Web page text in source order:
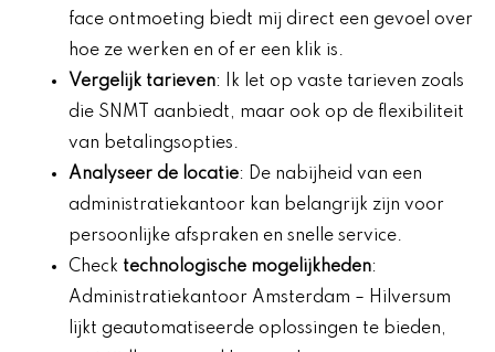
face ontmoeting biedt mij direct een gevoel over
hoe ze werken en of er een klik is.
Vergelijk tarieven: Ik let op vaste tarieven zoals
die SNMT aanbiedt, maar ook op de flexibiliteit
van betalingsopties.
Analyseer de locatie: De nabijheid van een
administratiekantoor kan belangrijk zijn voor
persoonlijke afspraken en snelle service.
Check technologische mogelijkheden:
Administratiekantoor Amsterdam – Hilversum
lijkt geautomatiseerde oplossingen te bieden,